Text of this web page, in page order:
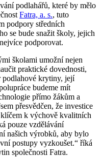
podlahářů, které by mělo
Fatra, a. s., tuto
podpory středních
se bude snažit školy, jejich
podporovat.
školami umožní nejen
praktické dovednosti,
podlahové krytiny, její
budeme mít
přímo žákům a
přesvědčen, že investice
k výchově kvalitních
pouze vzdělávání
našich výrobků, aby bylo
postupy vyzkoušet.“ říká
společnosti Fatra.